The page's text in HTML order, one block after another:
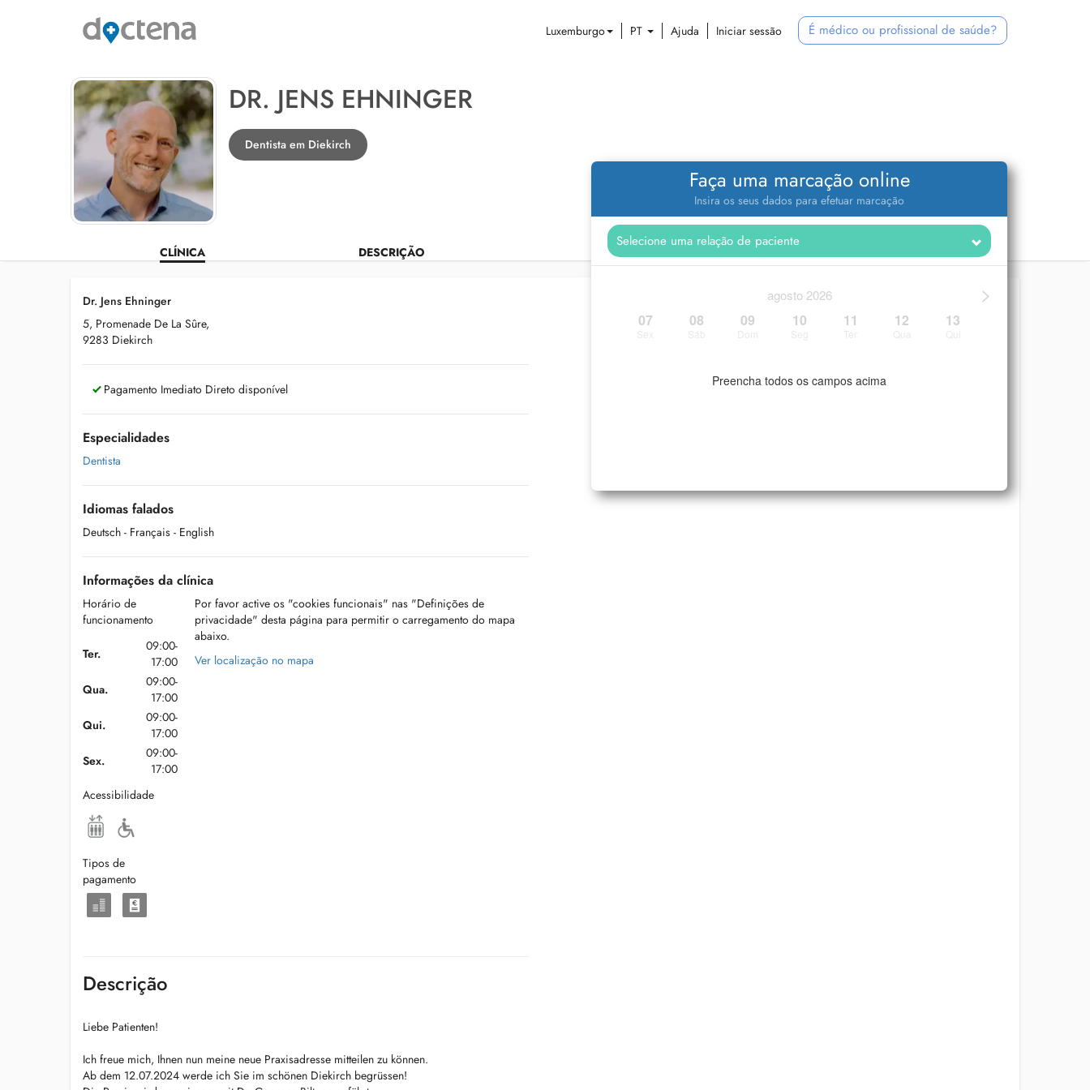
Luxemburgo PT Ajuda Iniciar sessão É médico ou profissional de saúde?
DR. JENS EHNINGER
Dentista em Diekirch
CLÍNICA DESCRIÇÃO
Faça uma marcação online
Insira os seus dados para efetuar marcação
>
agosto 2026
07 08 09 10 11 12 13
Preencha todos os campos acima
Dr. Jens Ehninger
5, Promenade De La Sûre,
9283 Diekirch
Pagamento Imediato Direto disponível
Especialidades
Dentista
Idiomas falados
Deutsch - Français - English
Informações da clínica
Horário de
funcionamento
Ter.
09:00-
17:00
Qua.
09:00-
17:00
Qui.
09:00-
17:00
Sex.
09:00-
17:00
Acessibilidade
Tipos de
pagamento
Por favor active os "cookies funcionais" nas "Definições de
privacidade" desta página para permitir o carregamento do mapa
abaixo.
Ver localização no mapa
Descrição
Liebe Patienten!
Ich freue mich, Ihnen nun meine neue Praxisadresse mitteilen zu können.
Ab dem 12.07.2024 werde ich Sie im schönen Diekirch begrüssen!